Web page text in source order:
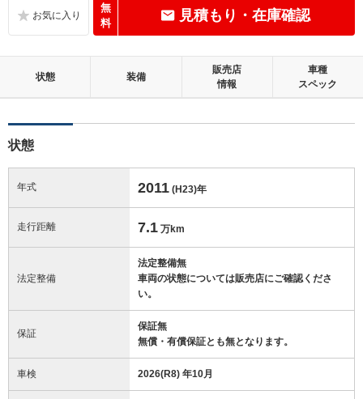
無
料
見積もり・在庫確認
状態 装備
販売店
情報
車種
スペック
状態
年式 2011 (H23)年
走行距離 7.1 万km
法定整備
法定整備無
車両の状態については販売店にご確認くださ
い。
保証
保証無
無償・有償保証とも無となります。
車検 2026(R8) 年10月